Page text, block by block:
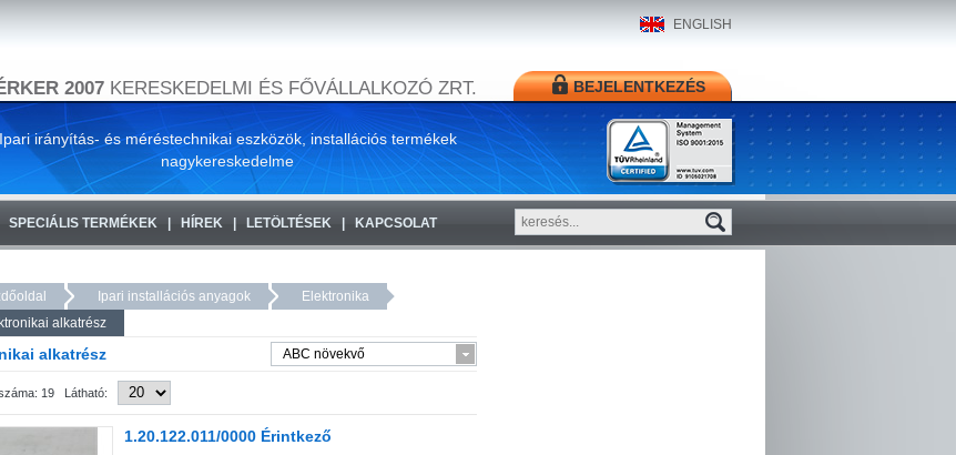
2007KERESKEDELMI ÉS FŐVÁLLALKOZÓ ZRT.
Ipari irányítás- és méréstechnikai eszközök, installációs termékek
nagykereskedelme
ENGLISH
BEJELENTKEZÉS
SPECIÁLIS TERMÉKEK HÍREK LETÖLTÉSEK KAPCSOLAT
Ipari installációs anyagok
Elektronika
alkatrész
alkatrész
19 Látható:
1.20.122.011/0000 Érintkező